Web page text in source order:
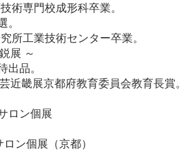
術専門校成形科卒業。
。
所工業技術センター卒業。
展 ～
出品。
近畿展京都府教育委員会教育長賞。
ロン個展
ン個展（京都）